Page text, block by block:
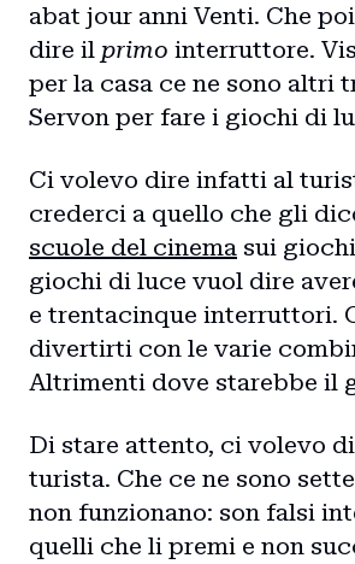
abat jour anni Venti. Che
dire il primo interruttore.
per la casa ce ne sono altri
Servon per fare i giochi di
Ci volevo dire infatti al
crederci a quello che gli
scuole del cinema sui
giochi di luce vuol dire
e trentacinque interruttori.
divertirti con le varie
Altrimenti dove starebbe il
Di stare attento, ci volevo
turista. Che ce ne sono
non funzionano: son falsi
quelli che li premi e non